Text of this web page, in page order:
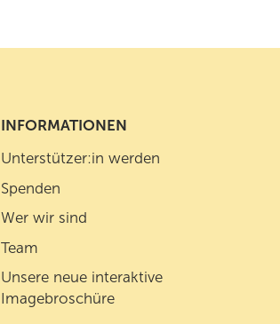
INFORMATIONEN
Unterstützer:in werden
Spenden
Wer wir sind
Team
Unsere neue interaktive
Imagebroschüre